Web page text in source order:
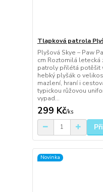
Tlapková patrola
Plyšová Skye – Paw
cm Roztomilá letecká
patroly přilétá potěšit
hebký plyšák o
mazlení, hraní i
typickou růžovou
vypad...
299 Kč/ks
Novinka